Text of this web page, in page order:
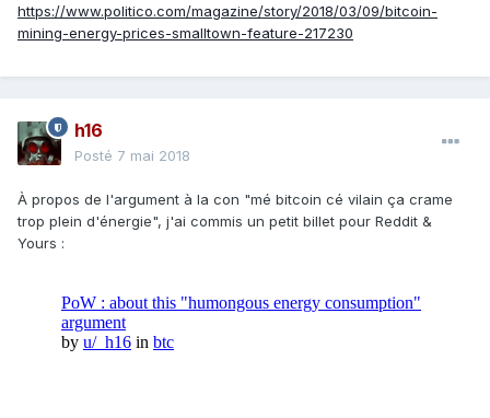
https://www.politico.com/magazine/story/2018/03/09/bitcoin-
mining-energy-prices-smalltown-feature-217230
h16
Posté 7 mai 2018
À propos de l'argument à la con "mé bitcoin cé vilain ça crame
trop plein d'énergie", j'ai commis un petit billet pour Reddit &
Yours :